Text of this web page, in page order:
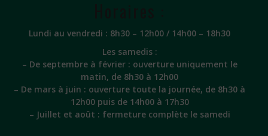
Lundi au vendredi : 8h30 – 12h00 / 14h00 – 18h30
Les samedis :
– De septembre à février : ouverture uniquement le
matin, de 8h30 à 12h00
– De mars à juin : ouverture toute la journée, de 8h30 à
12h00 puis de 14h00 à 17h30
– Juillet et août : fermeture complète le samedi